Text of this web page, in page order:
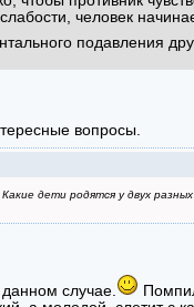
человек
подавления
вопросы.
дети родятся у двух
случае.